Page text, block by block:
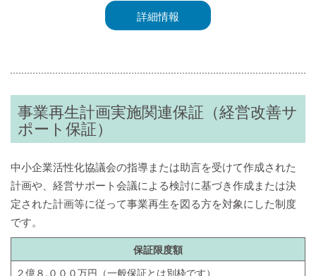
詳細情報
事業再生計画実施関連保証（経営改善サ
ポート保証）
中小企業活性化協議会の指導または助言を受けて作成された
計画や、経営サポート会議による検討に基づき作成または決
定された計画等に従って事業再生を図る方を対象にした制度
です。
保証限度額
２億８,０００万円（一般保証とは別枠です）